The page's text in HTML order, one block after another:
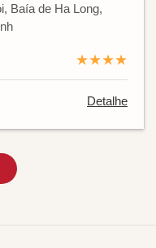
Baía de Ha Long,
★★★★
Detalhe